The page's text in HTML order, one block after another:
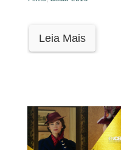
Leia Mais